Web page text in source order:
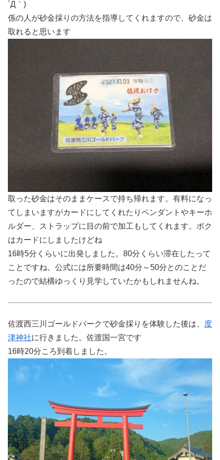
´Д｀)
係の人が砂金採りの方法を指導してくれますので、砂金は
取れると思います
取った砂金はそのままケースで持ち帰れます。有料になっ
てしまいますがカードにしてくれたりペンダントやキーホ
ルダー、ストラップに目の前で加工もしてくれます。ボク
はカードにしましたけどね
16時5分くらいに出発しました。80分くらい滞在したって
ことですね。公式には所要時間は40分～50分とのことだ
ったので結構ゆっくり見学していたかもしれませんね。
佐渡西三川ゴールドパークで砂金採りを体験した後は、 度
津神社に行きました。佐渡国一宮です
16時20分ころ到着しました。